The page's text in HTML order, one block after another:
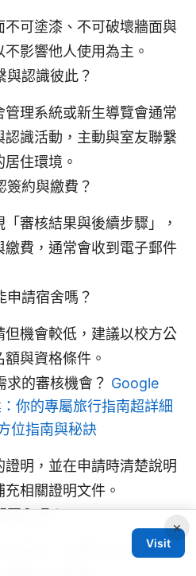
不可塗漆、不可破壞牆面與
影響他人使用為主。
與認識彼此？
管理系統或新生導覽會通常
識活動，主動與室友聯繫
住環境。
簽約與繳費？
審核結果與後續步驟」，
繳費，通常會收到電子郵件
申請宿舍嗎？
但機會較低，建議以校方公
與資格條件。
求的審核機會？ Google
你的專屬旅行指南超詳細
位指南與秘訣
明，並在申請時清楚說明
相關證明文件。
國內嗎？
學校，並確保申請資料與
×
Visit